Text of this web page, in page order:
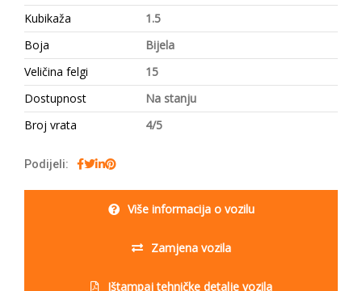
Kubikaža
1.5
Boja
Bijela
Veličina felgi
15
Dostupnost
Na stanju
Broj vrata
4/5
Podijeli:
Više informacija o vozilu
Zamjena vozila
Ištampaj tehničke detalje vozila